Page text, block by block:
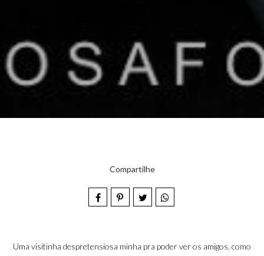
Compartilhe
Uma visitinha despretensiosa minha pra poder ver os amigos, como